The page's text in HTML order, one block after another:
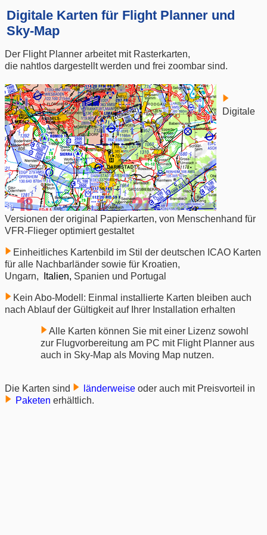
Digitale Karten für Flight Planner und
Sky-Map
Der Flight Planner arbeitet mit Rasterkarten,
die nahtlos dargestellt werden und frei zoombar sind.
Digitale
Versionen der original Papierkarten, von Menschenhand für
VFR-Flieger optimiert gestaltet
Einheitliches Kartenbild im Stil der deutschen ICAO Karten
für alle Nachbarländer sowie für Kroatien,
Ungarn,
Italien, Spanien und Portugal
Kein Abo-Modell: Einmal installierte Karten bleiben auch
nach Ablauf der Gültigkeit auf Ihrer Installation erhalten
Alle Karten können Sie mit einer Lizenz sowohl
zur Flugvorbereitung am PC mit Flight Planner aus
auch in Sky-Map als Moving Map nutzen.
Die Karten sind länderweise oder auch mit Preisvorteil in
Paketen erhältlich.